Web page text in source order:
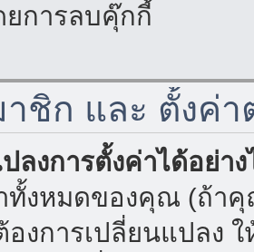
การลบคุ๊กกี้
ชิก และ ตั้งค่า
ลงการตั้งค่าได้อย่าง
งหมดของคุณ (ถ้าคุ
งการเปลี่ยนแปลง